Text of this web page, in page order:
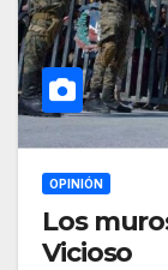
OPINIÓN
Los
Vicioso